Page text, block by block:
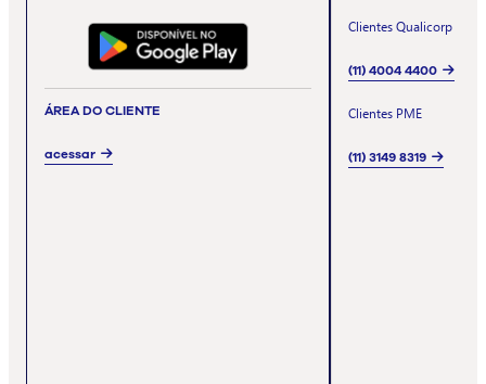
ÁREA DO CLIENTE
acessar
Clientes Qualicorp
(11) 4004 4400
Clientes PME
(11) 3149 8319